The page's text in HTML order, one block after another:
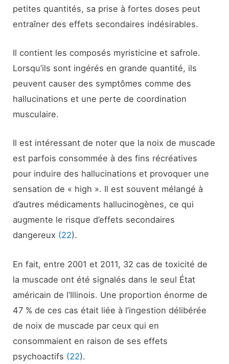
petites quantités, sa prise à fortes doses peut
entraîner des effets secondaires indésirables.
Il contient les composés myristicine et safrole.
Lorsqu’ils sont ingérés en grande quantité, ils
peuvent causer des symptômes comme des
hallucinations et une perte de coordination
musculaire.
Il est intéressant de noter que la noix de muscade
est parfois consommée à des fins récréatives
pour induire des hallucinations et provoquer une
sensation de « high ». Il est souvent mélangé à
d’autres médicaments hallucinogènes, ce qui
augmente le risque d’effets secondaires
dangereux (22).
En fait, entre 2001 et 2011, 32 cas de toxicité de
la muscade ont été signalés dans le seul État
américain de l’Illinois. Une proportion énorme de
47 % de ces cas était liée à l’ingestion délibérée
de noix de muscade par ceux qui en
consommaient en raison de ses effets
psychoactifs (22).